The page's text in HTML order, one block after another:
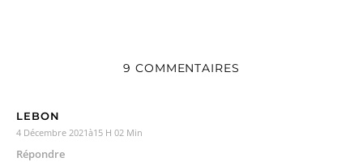
9 COMMENTAIRES
LEBON
4 Décembre 2021à15 H 02 Min
Répondre